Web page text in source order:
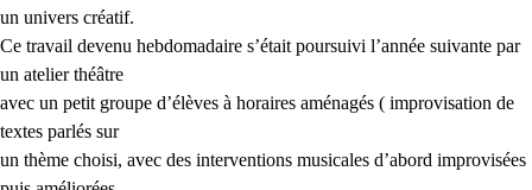
un univers créatif.
Ce travail devenu hebdomadaire s’était poursuivi l’année suivante par
un atelier théâtre
avec un petit groupe d’élèves à horaires aménagés ( improvisation de
textes parlés sur
un thème choisi, avec des interventions musicales d’abord improvisées